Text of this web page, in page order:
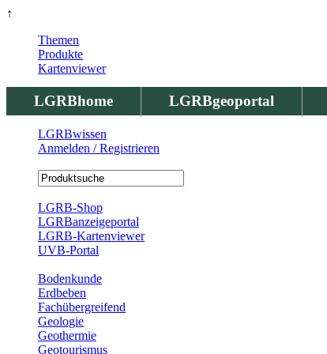
↑
LGRBhome LGRBgeoportal
Themen
Produkte
Kartenviewer
LGRBwissen
Anmelden / Registrieren
LGRB-Shop
LGRBanzeigeportal
LGRB-Kartenviewer
UVB-Portal
Bodenkunde
Erdbeben
Fachübergreifend
Geologie
Geothermie
Geotourismus